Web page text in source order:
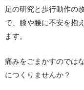
足の研究と歩行動作の
で、膝や腰に不安を抱
ます。
痛みをごまかすのでは
につくりませんか？